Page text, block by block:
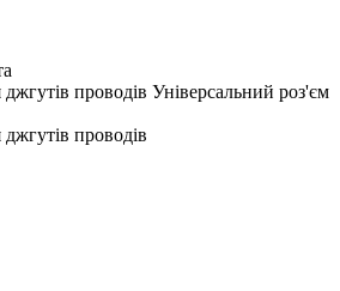
проводів Універсальний роз'єм
проводів